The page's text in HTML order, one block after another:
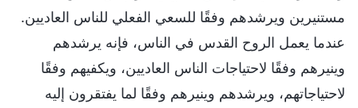
مستنيرين ويرشدهم وفقًا للسعي الفعلي للناس العاديين.
عندما يعمل الروح القدس في الناس، فإنه يرشدهم
وينيرهم وفقًا لاحتياجات الناس العاديين، ويكفيهم وفقًا
لاحتياجاتهم، ويرشدهم وينيرهم وفقًا لما يفتقرون إليه